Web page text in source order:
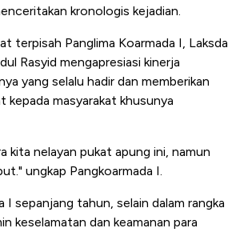
kronologis kejadian.
terpisah Panglima Koarmada I, Laksda
Rasyid mengapresiasi kinerja
yang selalu hadir dan memberikan
kepada masyarakat khusunya
kita nelayan pukat apung ini, namun
ungkap Pangkoarmada I.
sepanjang tahun, selain dalam rangka
keselamatan dan keamanan para
Panas Kinerja Emiten Minyak RI,
yang Cuannya Paling Menyala?